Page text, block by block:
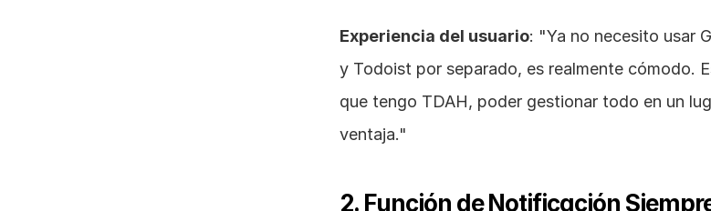
Experiencia del usuario: "Ya no necesito usar
y Todoist por separado, es realmente cómodo.
que tengo TDAH, poder gestionar todo en un
ventaja."
2. Función de Notificación